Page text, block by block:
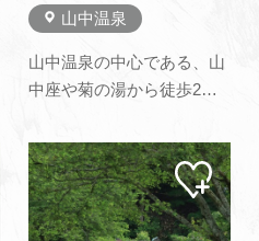
山中温泉
山中温泉の中心である、山
中座や菊の湯から徒歩2分
店街通りの、ほぼ中央に位
置しております。 当店のお
菓子は自然の恵みで育っ
た、素材と風味をそのまま
マイ
ペー
ジに
追加